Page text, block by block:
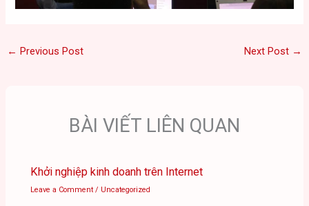
← Previous Post Next Post →
BÀI VIẾT LIÊN QUAN
Khởi nghiệp kinh doanh trên Internet
Leave a Comment / Uncategorized